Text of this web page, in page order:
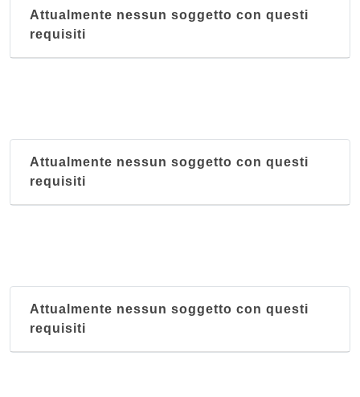
Cermenati
corso Giacomo Matteotti 71, Lecco
Attualmente nessun soggetto con questi
requisiti
Attualmente nessun soggetto con questi
requisiti
Attualmente nessun soggetto con questi
requisiti